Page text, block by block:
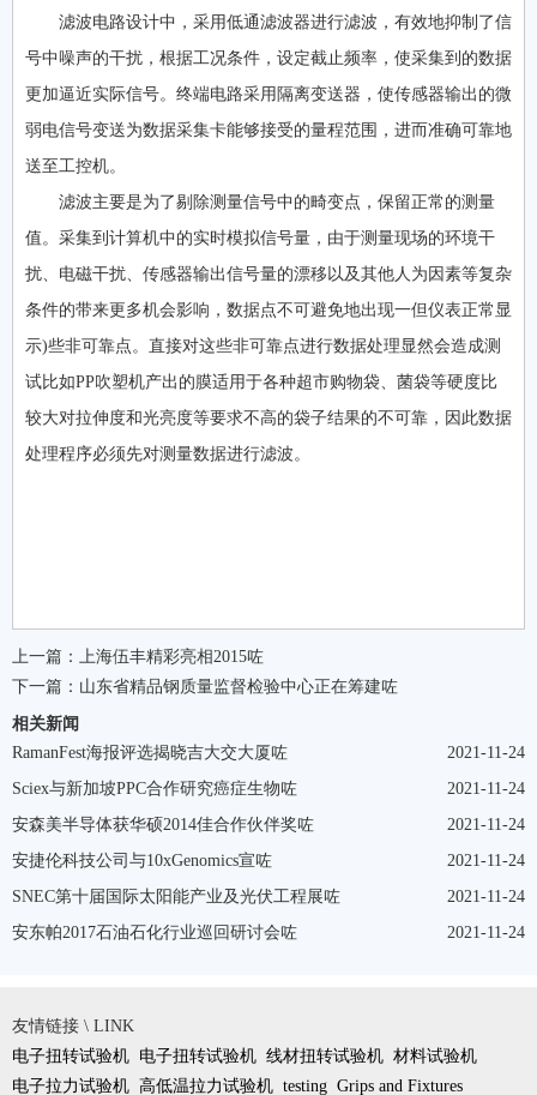
滤波电路设计中，采用低通滤波器进行滤波，有效地抑制了信
号中噪声的干扰，根据工况条件，设定截止频率，使采集到的数据
更加逼近实际信号。终端电路采用隔离变送器，使传感器输出的微
弱电信号变送为数据采集卡能够接受的量程范围，进而准确可靠地
送至工控机。
滤波主要是为了剔除测量信号中的畸变点，保留正常的测量
值。采集到计算机中的实时模拟信号量，由于测量现场的环境干
扰、电磁干扰、传感器输出信号量的漂移以及其他人为因素等复杂
条件的带来更多机会影响，数据点不可避免地出现一但仪表正常显
示)些非可靠点。直接对这些非可靠点进行数据处理显然会造成测
试比如PP吹塑机产出的膜适用于各种超市购物袋、菌袋等硬度比
较大对拉伸度和光亮度等要求不高的袋子结果的不可靠，因此数据
处理程序必须先对测量数据进行滤波。
上一篇：
上海伍丰精彩亮相2015咗
下一篇： 山东省精品钢质量监督检验中心正在筹建咗
相关新闻
2021-11-24
RamanFest海报评选揭晓吉大交大厦咗
2021-11-24
Sciex与新加坡PPC合作研究癌症生物咗
2021-11-24
安森美半导体获华硕2014佳合作伙伴奖咗
2021-11-24
安捷伦科技公司与10xGenomics宣咗
2021-11-24
SNEC第十届国际太阳能产业及光伏工程展咗
2021-11-24
安东帕2017石油石化行业巡回研讨会咗
友情链接 \ LINK
电子扭转试验机 电子扭转试验机 线材扭转试验机 材料试验机
电子拉力试验机 高低温拉力试验机 testing Grips and Fixtures